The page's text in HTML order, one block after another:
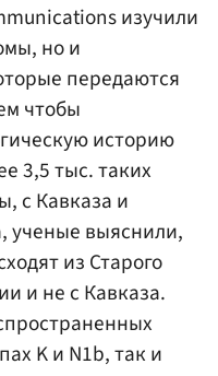
изучили
но и
передаются
чтобы
историю
3,5 тыс. таких
с Кавказа и
ученые выяснили,
из Старого
и не с Кавказа.
K и N1b, так и